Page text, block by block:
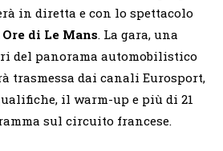
in diretta e con lo spettacolo
Ore di Le Mans. La gara, una
del panorama automobilistico
trasmessa dai canali Eurosport,
il warm-up e più di 21
sul circuito francese.